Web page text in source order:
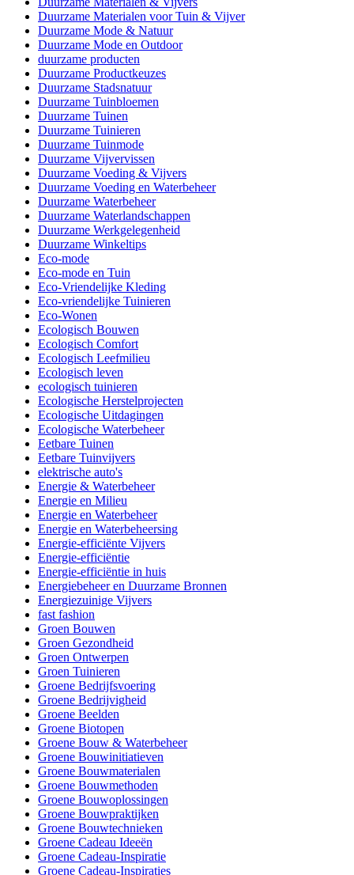
Duurzame Materialen voor Tuin & Vijver
Duurzame Mode & Natuur
Duurzame Mode en Outdoor
duurzame producten
Duurzame Productkeuzes
Duurzame Stadsnatuur
Duurzame Tuinbloemen
Duurzame Tuinen
Duurzame Tuinieren
Duurzame Tuinmode
Duurzame Vijvervissen
Duurzame Voeding & Vijvers
Duurzame Voeding en Waterbeheer
Duurzame Waterbeheer
Duurzame Waterlandschappen
Duurzame Werkgelegenheid
Duurzame Winkeltips
Eco-mode
Eco-mode en Tuin
Eco-Vriendelijke Kleding
Eco-vriendelijke Tuinieren
Eco-Wonen
Ecologisch Bouwen
Ecologisch Comfort
Ecologisch Leefmilieu
Ecologisch leven
ecologisch tuinieren
Ecologische Herstelprojecten
Ecologische Uitdagingen
Ecologische Waterbeheer
Eetbare Tuinen
Eetbare Tuinvijvers
elektrische auto's
Energie & Waterbeheer
Energie en Milieu
Energie en Waterbeheer
Energie en Waterbeheersing
Energie-efficiënte Vijvers
Energie-efficiëntie
Energie-efficiëntie in huis
Energiebeheer en Duurzame Bronnen
Energiezuinige Vijvers
fast fashion
Groen Bouwen
Groen Gezondheid
Groen Ontwerpen
Groen Tuinieren
Groene Bedrijfsvoering
Groene Bedrijvigheid
Groene Beelden
Groene Biotopen
Groene Bouw & Waterbeheer
Groene Bouwinitiatieven
Groene Bouwmaterialen
Groene Bouwmethoden
Groene Bouwoplossingen
Groene Bouwpraktijken
Groene Bouwtechnieken
Groene Cadeau Ideeën
Groene Cadeau-Inspiratie
Groene Cadeau-Inspiraties